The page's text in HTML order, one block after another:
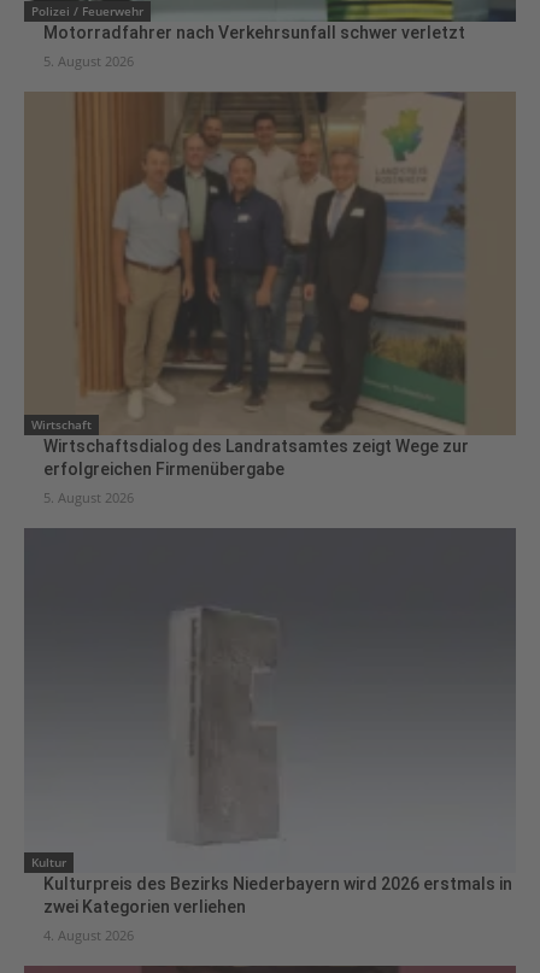
Polizei / Feuerwehr
Motorradfahrer nach Verkehrsunfall schwer verletzt
5. August 2026
Wirtschaft
Wirtschaftsdialog des Landratsamtes zeigt Wege zur
erfolgreichen Firmenübergabe
5. August 2026
Kultur
Kulturpreis des Bezirks Niederbayern wird 2026 erstmals in
zwei Kategorien verliehen
4. August 2026